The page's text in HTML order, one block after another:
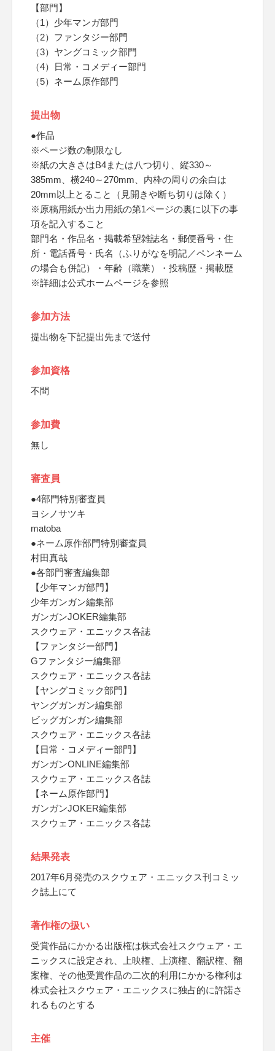
【部門】
（1）少年マンガ部門
（2）ファンタジー部門
（3）ヤングコミック部門
（4）日常・コメディー部門
（5）ネーム原作部門
提出物
●作品
※ページ数の制限なし
※紙の大きさはB4または八つ切り、縦330～
385mm、横240～270mm、内枠の周りの余白は
20mm以上とること（見開きや断ち切りは除く）
※原稿用紙か出力用紙の第1ページの裏に以下の事
項を記入すること
部門名・作品名・掲載希望雑誌名・郵便番号・住
所・電話番号・氏名（ふりがなを明記／ペンネーム
の場合も併記）・年齢（職業）・投稿歴・掲載歴
※詳細は公式ホームページを参照
参加方法
提出物を下記提出先まで送付
参加資格
不問
参加費
無し
審査員
●4部門特別審査員
ヨシノサツキ
matoba
●ネーム原作部門特別審査員
村田真哉
●各部門審査編集部
【少年マンガ部門】
少年ガンガン編集部
ガンガンJOKER編集部
スクウェア・エニックス各誌
【ファンタジー部門】
Gファンタジー編集部
スクウェア・エニックス各誌
【ヤングコミック部門】
ヤングガンガン編集部
ビッグガンガン編集部
スクウェア・エニックス各誌
【日常・コメディー部門】
ガンガンONLINE編集部
スクウェア・エニックス各誌
【ネーム原作部門】
ガンガンJOKER編集部
スクウェア・エニックス各誌
結果発表
2017年6月発売のスクウェア・エニックス刊コミッ
ク誌上にて
著作権の扱い
受賞作品にかかる出版権は株式会社スクウェア・エ
ニックスに設定され、上映権、上演権、翻訳権、翻
案権、その他受賞作品の二次的利用にかかる権利は
株式会社スクウェア・エニックスに独占的に許諾さ
れるものとする
主催